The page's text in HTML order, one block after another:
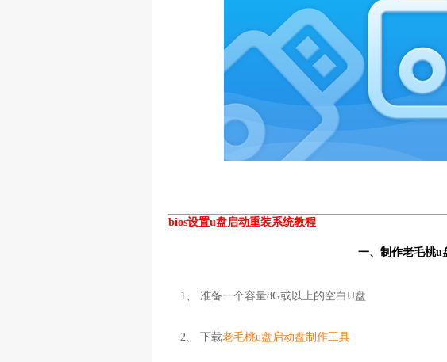
bios设置u盘启动重装系统教程
一、制作老毛桃u
1、 准备一个容量8G或以上的空白U盘
2、 下载老毛桃u盘启动盘制作工具